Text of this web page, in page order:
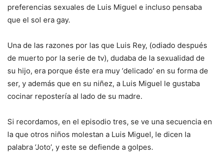
preferencias sexuales de Luis Miguel e incluso pensaba
que el sol era gay.
Una de las razones por las que Luis Rey, (odiado después
de muerto por la serie de tv), dudaba de la sexualidad de
su hijo, era porque éste era muy ‘delicado’ en su forma de
ser, y además que en su niñez, a Luis Miguel le gustaba
cocinar repostería al lado de su madre.
Si recordamos, en el episodio tres, se ve una secuencia en
la que otros niños molestan a Luis Miguel, le dicen la
palabra ‘Joto’, y este se defiende a golpes.